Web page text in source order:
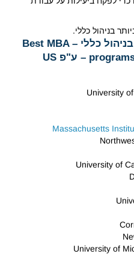
בניהול כללי.
תוכניות ה-MBA המובילות בניהול כללי – Best MBA
programs in General Management – ע"פ US
University
Massachusetts
University of
University of